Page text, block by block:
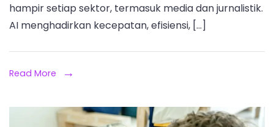
hampir setiap sektor, termasuk media dan jurnalistik.
AI menghadirkan kecepatan, efisiensi, […]
Read More